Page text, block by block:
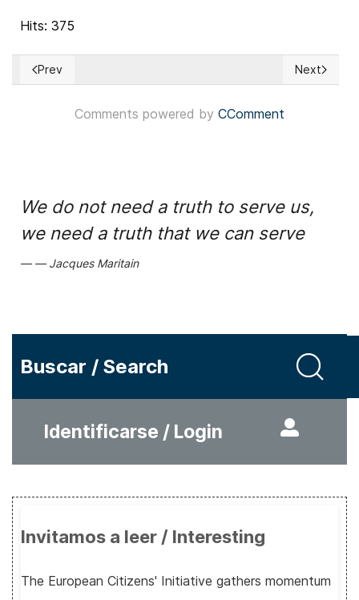
Hits: 375
Previous article: Francia: Primer secretario del Partido
Prev Next
Next
Comments powered by CComment
We do not need a truth to serve us,
we need a truth that we can serve
Jacques Maritain
Buscar / Search
Identificarse / Login
Invitamos a leer / Interesting
The European Citizens' Initiative gathers momentum